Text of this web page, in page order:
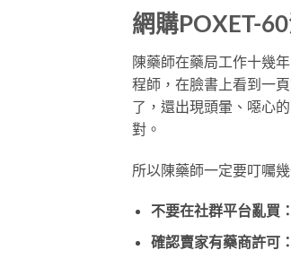
網購POXET-
陳藥師在藥局工作十幾
程師，在臉書上看到一
了，還出現頭暈、噁心
對。
所以陳藥師一定要叮囑
不要在社群平台亂買：
確認賣家有藥商許可：